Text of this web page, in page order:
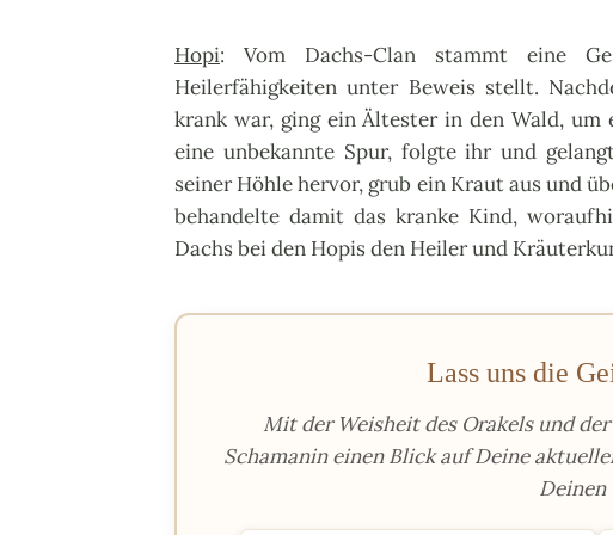
Hopi: Vom Dachs-Clan stammt eine
Heilerfähigkeiten unter Beweis stellt.
krank war, ging ein Ältester in den Wald,
eine unbekannte Spur, folgte ihr und
seiner Höhle hervor, grub ein Kraut aus und
behandelte damit das kranke Kind,
Dachs bei den Hopis den Heiler und
Lass uns die
Mit der Weisheit des Orakels und
Schamanin einen Blick auf Deine
Deinen